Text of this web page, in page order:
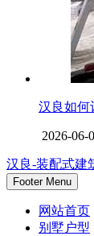
汉良如何
2026-06-
汉良-装配式建
Footer Menu
网站首页
别墅户型